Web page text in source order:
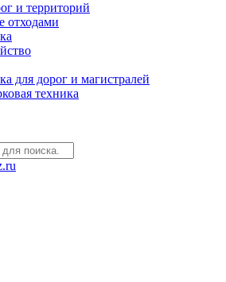
и территорий
отходами
для дорог и магистралей
техника